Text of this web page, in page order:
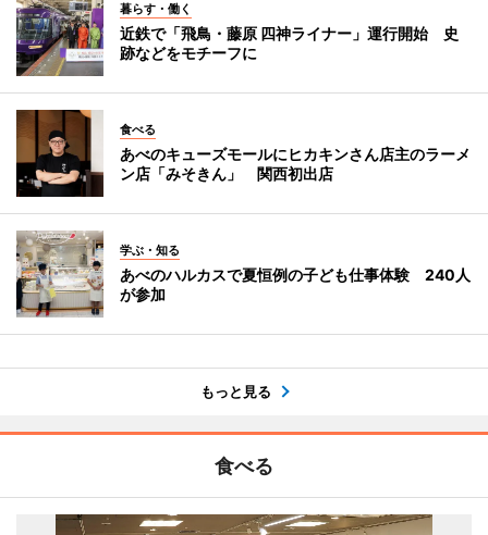
暮らす・働く
近鉄で「飛鳥・藤原 四神ライナー」運行開始 史
跡などをモチーフに
食べる
あべのキューズモールにヒカキンさん店主のラーメ
ン店「みそきん」 関西初出店
学ぶ・知る
あべのハルカスで夏恒例の子ども仕事体験 240人
が参加
もっと見る
食べる